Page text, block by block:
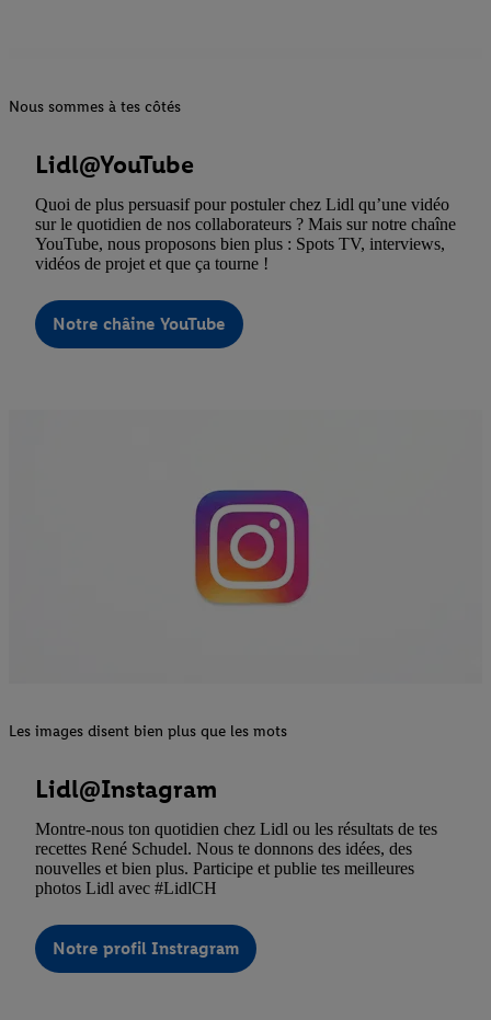
Nous sommes à tes côtés
Lidl@YouTube
Quoi de plus persuasif pour postuler chez Lidl qu’une vidéo
sur le quotidien de nos collaborateurs ? Mais sur notre chaîne
YouTube, nous proposons bien plus : Spots TV, interviews,
vidéos de projet et que ça tourne !
Notre châine YouTube
Les images disent bien plus que les mots
Lidl@Instagram
Montre-nous ton quotidien chez Lidl ou les résultats de tes
recettes René Schudel. Nous te donnons des idées, des
nouvelles et bien plus. Participe et publie tes meilleures
photos Lidl avec #LidlCH
Notre profil Instragram